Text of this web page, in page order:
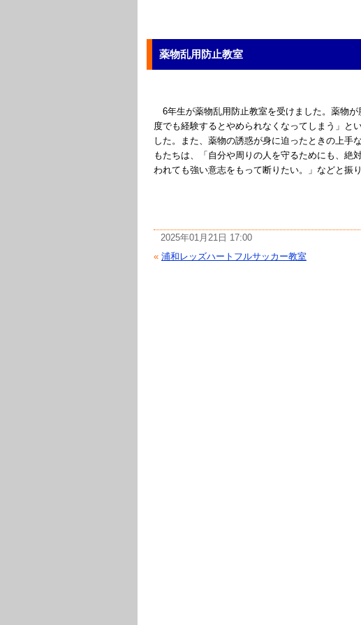
薬物乱用防止教室
6年生が薬物乱用防止教室を受けました。薬物
度でも経験するとやめられなくなってしまう」と
した。また、薬物の誘惑が身に迫ったときの上手
もたちは、「自分や周りの人を守るためにも、絶
われても強い意志をもって断りたい。」などと振
2025年01月21日 17:00
« 浦和レッズハートフルサッカー教室